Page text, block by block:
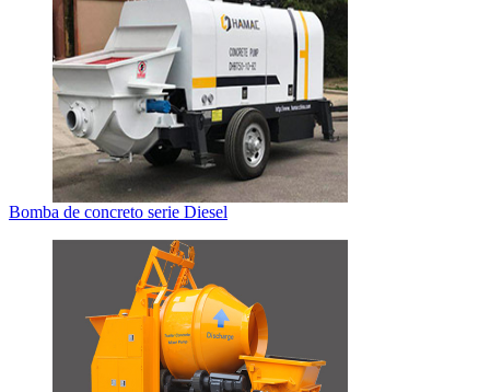
Bomba de concreto serie Diesel